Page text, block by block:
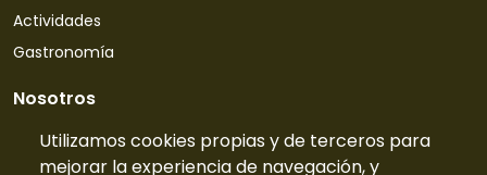
Utilizamos cookies propias y de terceros para
mejorar la experiencia de navegación, y
Actividades
Gastronomía
Nosotros
Quiénes somos
Contacto